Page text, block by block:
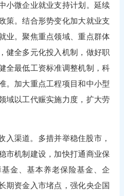
小微企业就业支持计划。延续
策。结合形势变化加大就业支
业。聚焦重点领域、重点群体
健全多元化投入机制，做好职
全最低工资标准调整机制，科
。加大重点工程项目和中小型
域以工代赈实施力度，扩大劳
入渠道。多措并举稳住股市，
市机制建设，加快打通商业保
金、基本养老保险基金、企
期资金入市堵点，强化央企国